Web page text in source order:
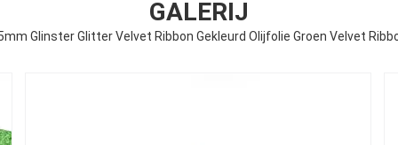
GALERIJ
Glinster Glitter Velvet Ribbon Gekleurd Olijfolie Groen Velvet